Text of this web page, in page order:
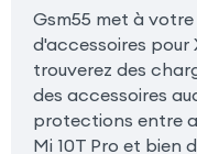
Gsm55 met à
d'accessoires pour
trouverez des
des accessoires
protections entre
Mi 10T Pro et bien